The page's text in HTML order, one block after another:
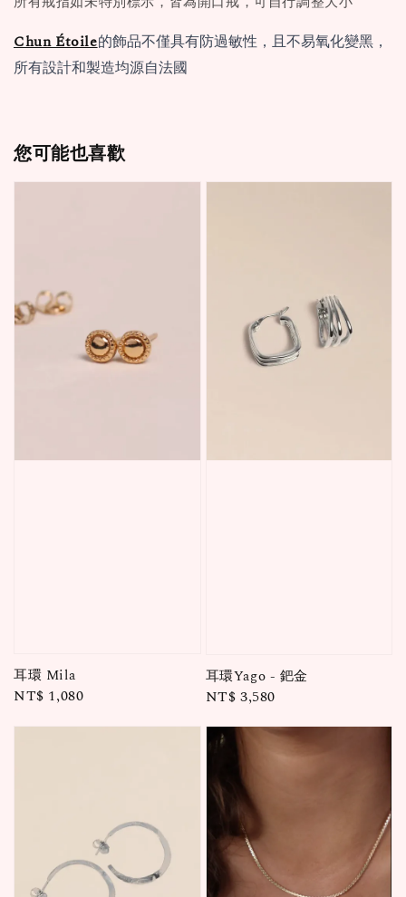
Chun Étoile的飾品不僅具有防過敏性，且不易氧化變黑，
所有設計和製造均源自法國
您可能也喜歡
耳環 Mila
Regular
NT$ 1,080
耳環Yago - 鈀金
Regular
NT$ 3,580